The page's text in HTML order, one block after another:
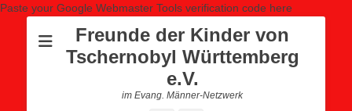
Paste your Google Webmaster Tools verification code here
Freunde der Kinder von
Tschernobyl Württemberg
e.V.
im Evang. Männer-Netzwerk